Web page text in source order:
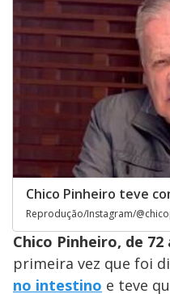
Chico Pinheiro teve
Reprodução/Instagram/
Chico Pinheiro, de 72
primeira vez que foi
no intestino e teve